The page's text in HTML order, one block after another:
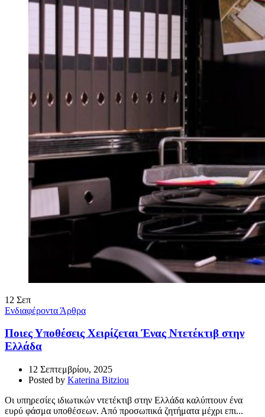
12 Σεπ
Ενδιαφέροντα Άρθρα
Ποιες Υποθέσεις Χειρίζεται Ένας Ντετέκτιβ στην
Ελλάδα
12 Σεπτεμβρίου, 2025
Posted by Katerina Bitziou
Οι υπηρεσίες ιδιωτικών ντετέκτιβ στην Ελλάδα καλύπτουν ένα
ευρύ φάσμα υποθέσεων. Από προσωπικά ζητήματα μέχρι επι...